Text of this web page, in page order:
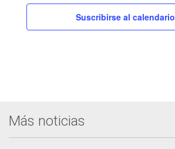
Suscribirse al calendario
Más noticias